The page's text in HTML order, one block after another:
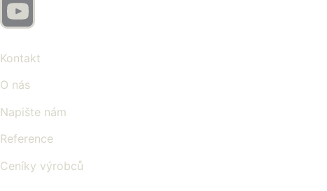
Kontakt
O nás
Napište nám
Reference
Ceníky výrobců